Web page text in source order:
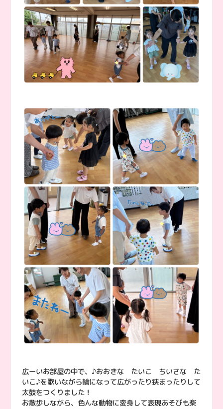
広ーいお部屋の中で、♪おおきな たいこ ちいさな た
いこ♪を歌いながら輪になって広がったり狭まったりして
太鼓をつくりました！
お散歩しながら、色んな動物に変身して表現あそびも楽